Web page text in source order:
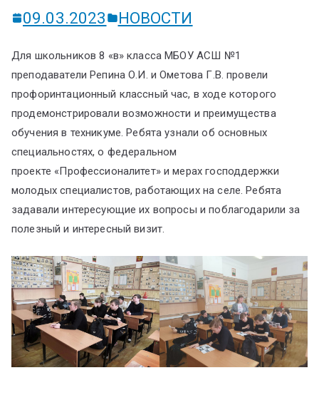
09.03.2023
НОВОСТИ
Для школьников 8 «в» класса МБОУ АСШ №1
преподаватели Репина О.И. и Ометова Г.В. провели
профоринтационный классный час, в ходе которого
продемонстрировали возможности и преимущества
обучения в техникуме. Ребята узнали об основных
специальностях, о федеральном
проекте «Профессионалитет» и мерах господдержки
молодых специалистов, работающих на селе. Ребята
задавали интересующие их вопросы и поблагодарили за
полезный и интересный визит.